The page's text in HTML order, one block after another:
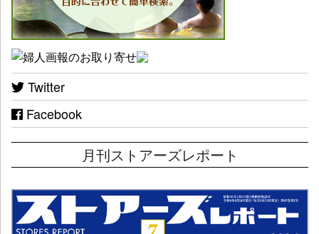
Twitter
Facebook
月刊ストアーズレポート